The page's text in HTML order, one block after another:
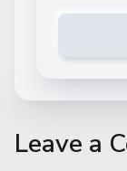
Leave a